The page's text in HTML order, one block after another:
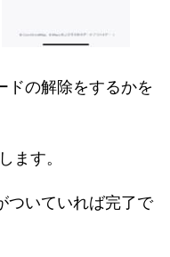
ドの解除をするかを
ます。
ついていれば完了で